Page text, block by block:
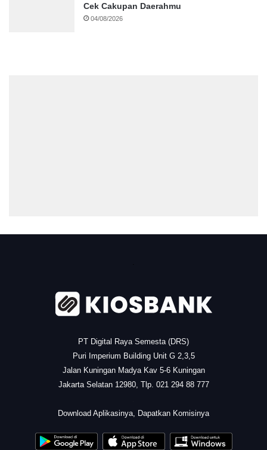
Cek Cakupan Daerahmu
04/08/2026
PT Digital Raya Semesta (DRS)
Puri Imperium Building Unit G 2,3,5
Jalan Kuningan Madya Kav 5-6 Kuningan
Jakarta Selatan 12980, Tlp. 021 294 88 777
Download Aplikasinya, Dapatkan Komisinya